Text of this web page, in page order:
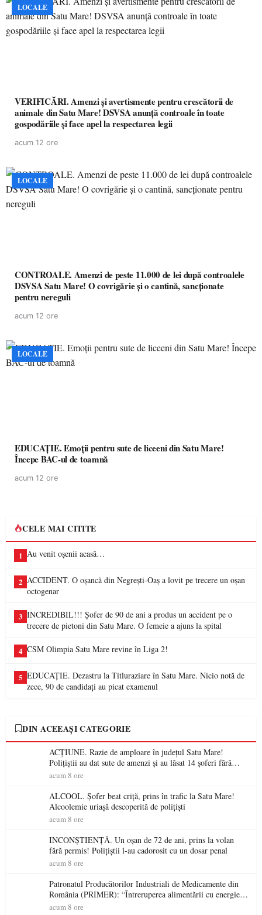
LOCALE
VERIFICĂRI. Amenzi și avertismente pentru crescătorii de
animale din Satu Mare! DSVSA anunță controale în toate
gospodăriile și face apel la respectarea legii
acum 12 ore
LOCALE
CONTROALE. Amenzi de peste 11.000 de lei după controalele
DSVSA Satu Mare! O covrigărie și o cantină, sancționate
pentru nereguli
acum 12 ore
LOCALE
EDUCAȚIE. Emoții pentru sute de liceeni din Satu Mare!
Începe BAC-ul de toamnă
acum 12 ore
CELE MAI CITITE
1 Au venit oșenii acasă…
2 ACCIDENT. O oșancă din Negrești-Oaș a lovit pe trecere un oșan
octogenar
3 INCREDIBIL!!! Șofer de 90 de ani a produs un accident pe o
trecere de pietoni din Satu Mare. O femeie a ajuns la spital
4 CSM Olimpia Satu Mare revine în Liga 2!
5 EDUCAȚIE. Dezastru la Titluraziare în Satu Mare. Nicio notă de
zece, 90 de candidați au picat examenul
DIN ACEEAȘI CATEGORIE
ACȚIUNE. Razie de amploare în județul Satu Mare!
Polițiștii au dat sute de amenzi și au lăsat 14 șoferi fără
permis într-o singură zi
acum 8 ore
ALCOOL. Șofer beat criță, prins în trafic la Satu Mare!
Alcoolemie uriașă descoperită de polițiști
acum 8 ore
INCONȘTIENȚĂ. Un oșan de 72 de ani, prins la volan
fără permis! Polițiștii l-au cadorosit cu un dosar penal
acum 8 ore
Patronatul Producătorilor Industriali de Medicamente din
România (PRIMER): “Întreruperea alimentării cu energie
electrică a fabricilor de medicamente va pune în pericol
acum 8 ore